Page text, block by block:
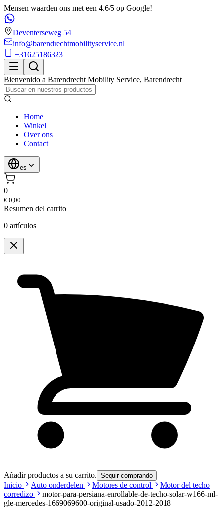
Mensen waarden ons met een 4.6/5 op Google!
Deventerseweg 54
info@barendrechtmobilityservice.nl
+31625186323
Bienvenido a Barendrecht Mobility Service, Barendrecht
Home
Winkel
Over ons
Contact
es
0
€ 0,00
Resumen del carrito
0 artículos
Añadir productos a su carrito. Sequir comprando
Inicio Auto onderdelen Motores de control
Motor del techo
corredizo
motor-para-persiana-enrollable-de-techo-solar-w166-ml-
gle-mercedes-1669069600-original-usado-2012-2018